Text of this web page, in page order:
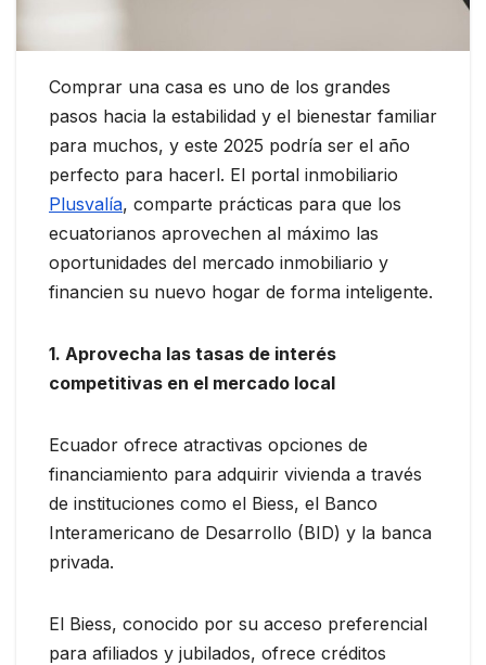
Comprar una casa es uno de los grandes
pasos hacia la estabilidad y el bienestar familiar
para muchos, y este 2025 podría ser el año
perfecto para hacerl. El portal inmobiliario
Plusvalía, comparte prácticas para que los
ecuatorianos aprovechen al máximo las
oportunidades del mercado inmobiliario y
financien su nuevo hogar de forma inteligente.
1. Aprovecha las tasas de interés
competitivas en el mercado local
Ecuador ofrece atractivas opciones de
financiamiento para adquirir vivienda a través
de instituciones como el Biess, el Banco
Interamericano de Desarrollo (BID) y la banca
privada.
El Biess, conocido por su acceso preferencial
para afiliados y jubilados, ofrece créditos